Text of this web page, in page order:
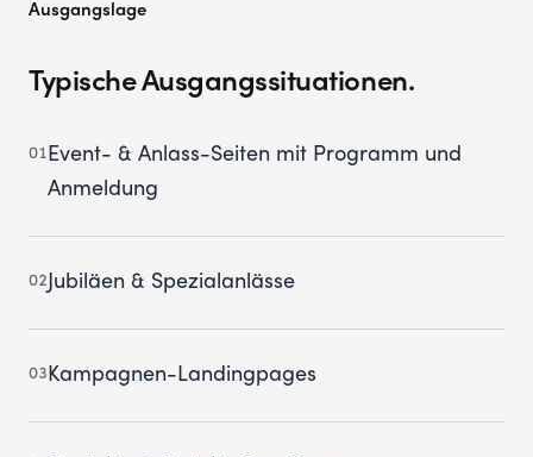
Ausgangslage
Typische Ausgangssituationen.
01 Event- & Anlass-Seiten mit Programm und
Anmeldung
02 Jubiläen & Spezialanlässe
03 Kampagnen-Landingpages